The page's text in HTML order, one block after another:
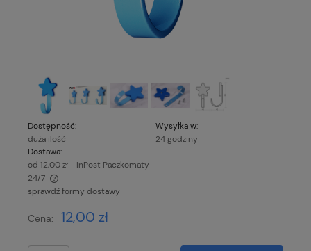
Dostępność:
duża ilość
Wysyłka w:
24 godziny
Dostawa:
od 12,00 zł - InPost Paczkomaty
24/7
Cena nie zawiera ewentualnych kosztów płatności
sprawdź formy dostawy
Cena: 12,00 zł